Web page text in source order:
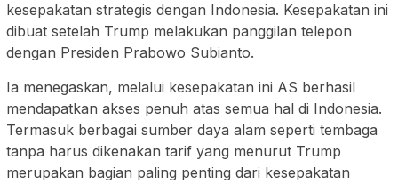
kesepakatan strategis dengan Indonesia. Kesepakatan ini
dibuat setelah Trump melakukan panggilan telepon
dengan Presiden Prabowo Subianto.
Ia menegaskan, melalui kesepakatan ini AS berhasil
mendapatkan akses penuh atas semua hal di Indonesia.
Termasuk berbagai sumber daya alam seperti tembaga
tanpa harus dikenakan tarif yang menurut Trump
merupakan bagian paling penting dari kesepakatan